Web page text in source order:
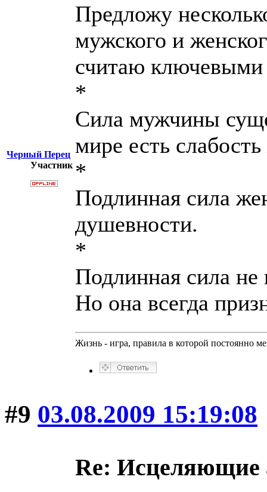
Черный Перец
Участник
Предложу
мужского и
считаю ключевыми
*
Сила мужчины
мире есть
*
Подлинная сила
душевности.
*
Подлинная сила не
Но она всегда
Жизнь - игра, правила в которой постоянно
#9 03.08.2009 15:19:08
Re: Исцеляющие